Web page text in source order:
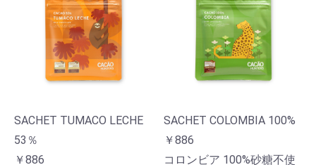
SACHET TUMACO LECHE
53％
￥886
SACHET COLOMBIA 100%
￥886
コロンビア 100%砂糖不使